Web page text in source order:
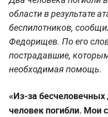
области в результате
беспилотников,
Федорищев. По его
пострадавшие,
необходимая помощь.
«Из‑за
человек погибли. Мои